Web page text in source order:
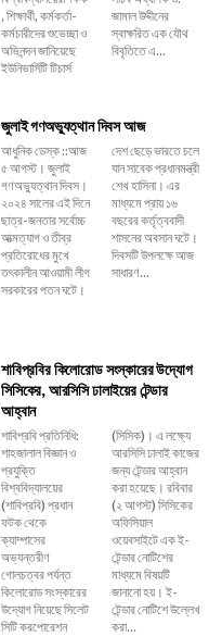
, শিক্ষার্থী, কর্মকর্তা-
কর্মচারীদের শুভেচ্ছা ও
অভিনন্দন জানিয়েছে
ইউনিভার্সিটি টিচার্স
জামাল উদ্দীনের
স্বাক্ষরিত এক যৌথ
বিবৃতিতে এ...
জুলাই গণঅভ্যুত্থান দিবস আজ
আধুনিক ডেস্ক ::আজ
৫ আগস্ট। জুলাই
গণঅভ্যুত্থান দিবস।
২০২৪ সালের এই দিনে
ছাত্র-জনতার সর্বোচ্চ
আত্মত্যাগ ও তীব্র
প্রতিরোধের মুখে
তৎকালীন আওয়ামী লীগ
সরকারের পতন ঘটে।
দেশ ছেড়ে ভারতে চলে
যান সাবেক প্রধানমন্ত্রী
শেখ হাসিনা। এর
মাধ্যমে প্রায় ১৬
বছরের কর্তৃত্ববাদী
শাসনের অবসান ঘটে।
দিবসটি উপলক্ষে আজ
সাধারণ...
শাবিপ্রবির কিলোরোড সংস্কারের উদ্যোগ
সিসিকের, আরসিসি ঢালাইয়ের টেন্ডার
আহ্বান
শাবিপ্রবি প্রতিনিধি:
শাহজালাল বিজ্ঞান ও
প্রযুক্তি
বিশ্ববিদ্যালয়ের
(শাবিপ্রবি) প্রধান
ফটক থেকে
ক্যাম্পাসের
অভ্যন্তরীণ
গোলচত্বর পর্যন্ত
কিলোরোড সংস্কারের
উদ্যোগ নিয়েছে সিলেট
সিটি করপোরেশন
(সিসিক)। এ লক্ষ্যে
আরসিসি ঢালাই কাজের
জন্য টেন্ডার আহ্বান
করা হয়েছে। রবিবার
(২ আগস্ট) সিসিকের
অফিসিয়াল
ওয়েবসাইটে এক ই-
টেন্ডার নোটিশের
মাধ্যমে বিষয়টি
জানানো হয়। ই-
টেন্ডার নোটিশে উল্লেখ
করা...